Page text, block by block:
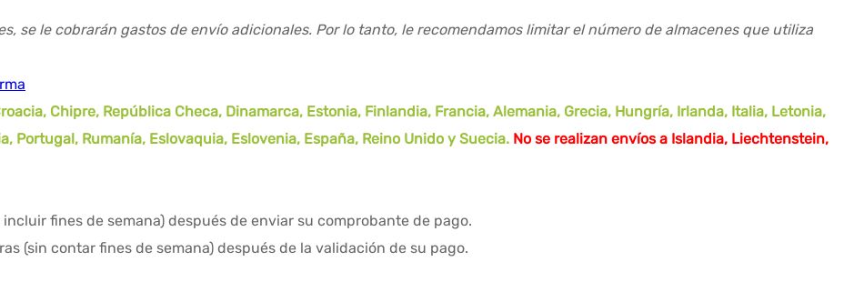
se le cobrarán gastos de envío adicionales. Por lo tanto, le recomendamos limitar el número de almacenes que utiliza
Chipre, República Checa, Dinamarca, Estonia, Finlandia, Francia, Alemania, Grecia, Hungría, Irlanda, Italia, Letonia,
Portugal, Rumanía, Eslovaquia, Eslovenia, España, Reino Unido y Suecia. No se realizan envíos a Islandia, Liechtenstein,
incluir fines de semana) después de enviar su comprobante de pago.
(sin contar fines de semana) después de la validación de su pago.